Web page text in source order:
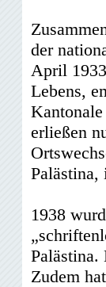
der
April
Lebens,
erließen
Palästina,
1938
Palästina.
Zudem